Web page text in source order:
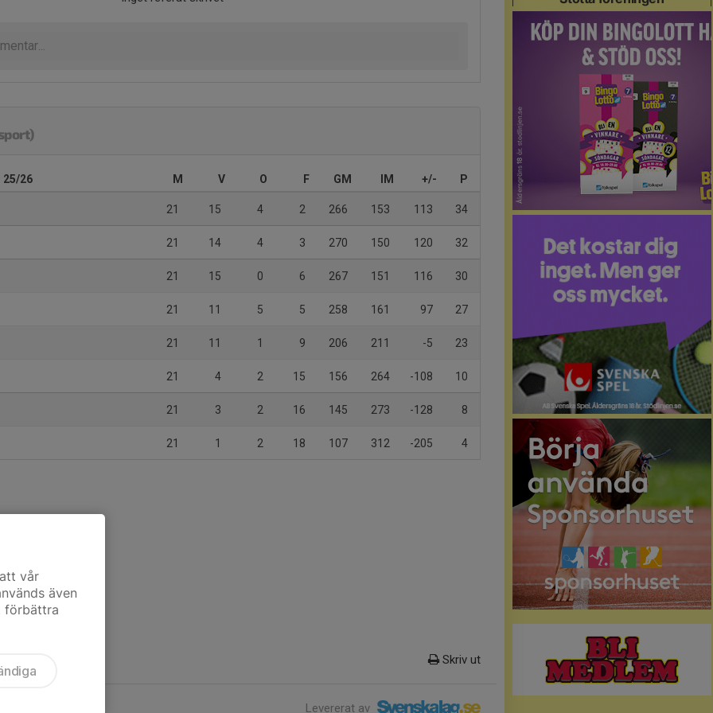
25/26 M V O F GM IM +/- P
21 15 4 2 266 153 113 34
21 14 4 3 270 150 120 32
21 15 0 6 267 151 116 30
21 11 5 5 258 161 97 27
21 11 1 9 206 211 -5 23
21 4 2 15 156 264 -108 10
21 3 2 16 145 273 -128 8
21 1 2 18 107 312 -205 4
Skriv ut
Levererat av
vår
även
förbättra